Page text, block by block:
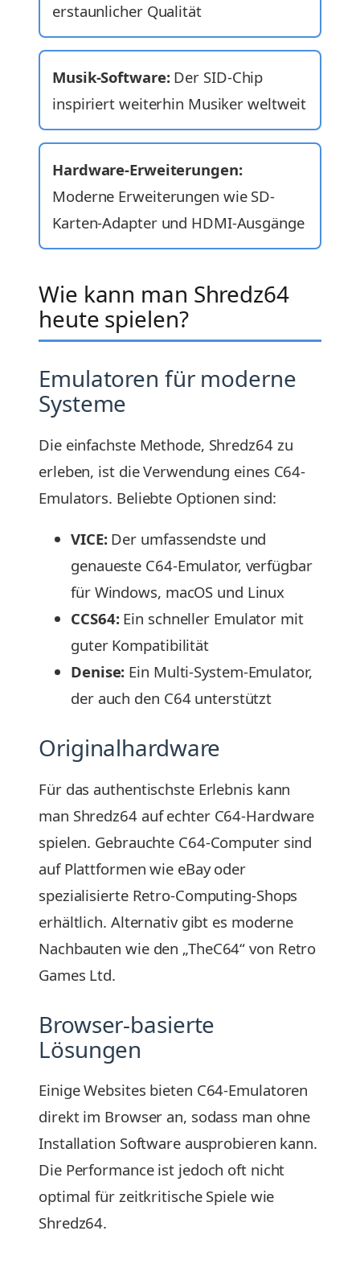
erstaunlicher Qualität
Musik-Software:Der SID-Chip
inspiriert weiterhin Musiker weltweit
Hardware-Erweiterungen:
Moderne Erweiterungen wie SD-
Karten-Adapter und HDMI-Ausgänge
Wie kann man Shredz64
heute spielen?
Emulatoren für moderne
Systeme
Die einfachste Methode, Shredz64 zu
erleben, ist die Verwendung eines C64-
Emulators. Beliebte Optionen sind:
VICE:Der umfassendste und
genaueste C64-Emulator, verfügbar
für Windows, macOS und Linux
CCS64:Ein schneller Emulator mit
guter Kompatibilität
Denise: Ein Multi-System-Emulator,
der auch den C64 unterstützt
Originalhardware
Für das authentischste Erlebnis kann
man Shredz64 auf echter C64-Hardware
spielen. Gebrauchte C64-Computer sind
auf Plattformen wie eBay oder
spezialisierte Retro-Computing-Shops
erhältlich. Alternativ gibt es moderne
Nachbauten wie den „TheC64“ von Retro
Games Ltd.
Browser-basierte
Lösungen
Einige Websites bieten C64-Emulatoren
direkt im Browser an, sodass man ohne
Installation Software ausprobieren kann.
Die Performance ist jedoch oft nicht
optimal für zeitkritische Spiele wie
Shredz64.